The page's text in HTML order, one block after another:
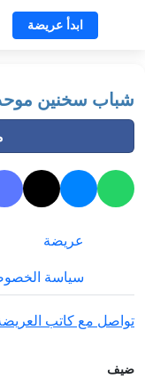
ابدأ عريضة
شباب سخنين
عريضة
سياسة
تواصل مع كاتب
ضيف